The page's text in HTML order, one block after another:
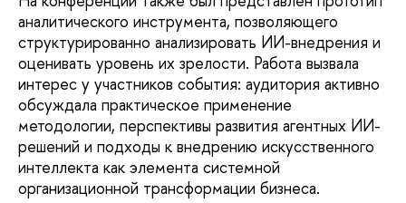
аналитического инструмента, позволяющего
структурированно анализировать ИИ-внедрения и
оценивать уровень их зрелости. Работа вызвала
интерес у участников события: аудитория активно
обсуждала практическое применение
методологии, перспективы развития агентных ИИ-
решений и подходы к внедрению искусственного
интеллекта как элемента системной
организационной трансформации бизнеса.